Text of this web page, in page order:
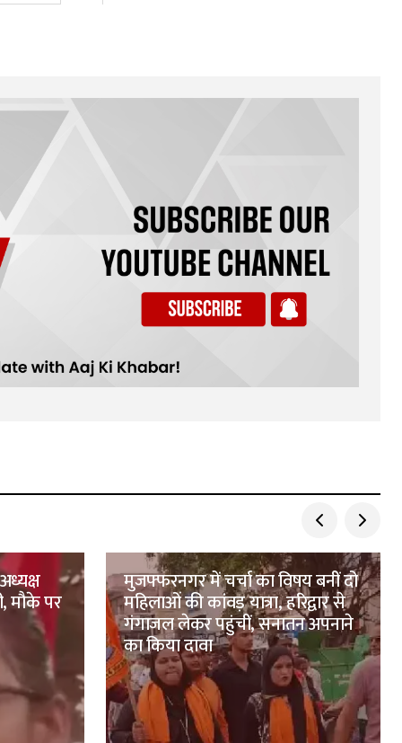
मौके पर
मुजफ्फरनगर में चर्चा का विषय बनीं दो
महिलाओं की कांवड़ यात्रा, हरिद्वार से
गंगाजल लेकर पहुंचीं, सनातन अपनाने
का किया दावा